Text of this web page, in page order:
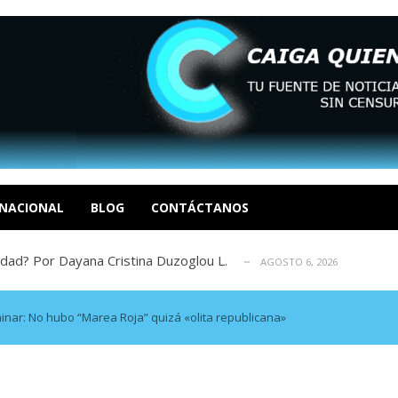
BLOG CONTÁCTANOS
apagones y promesas incumplidas... AGOSTO 6, 2026
de derechos humanos en el Minister... AGOSTO 6, 2026
un mercado impulsado por el auge de...
Por Dayana Cristina Duzoglou L.
No hubo “Marea Roja” quizá «olita republicana»